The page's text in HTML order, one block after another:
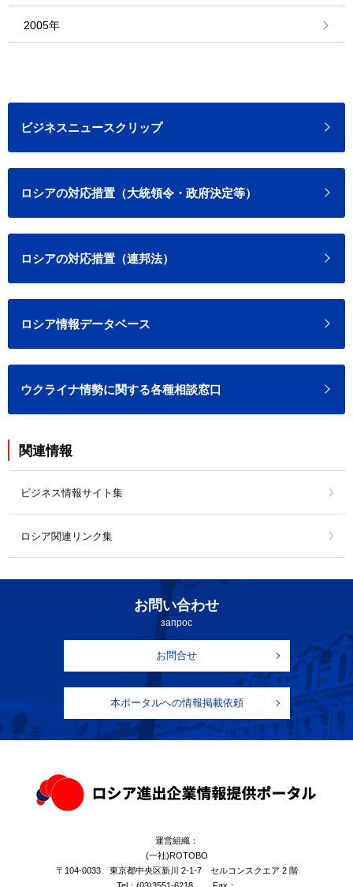
2005年
ビジネスニュースクリップ
ロシアの対応措置（大統領令・政府決定等）
ロシアの対応措置（連邦法）
ロシア情報データベース
ウクライナ情勢に関する各種相談窓口
関連情報
ビジネス情報サイト集
ロシア関連リンク集
お問い合わせ
запрос
お問合せ
本ポータルへの情報掲載依頼
運営組織：
(一社)ROTOBO
〒104-0033 東京都中央区新川 2-1-7 セルコンスクエア 2 階